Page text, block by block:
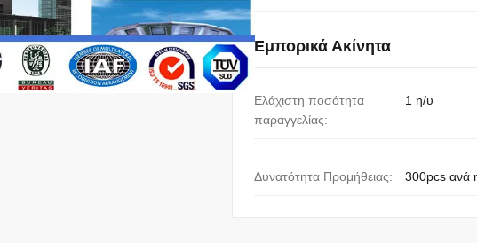
Εμπορικά Ακίνητα
Ελάχιστη ποσότητα
παραγγελίας:
1 η/υ
Δυνατότητα Προμήθειας: 300pcs ανά